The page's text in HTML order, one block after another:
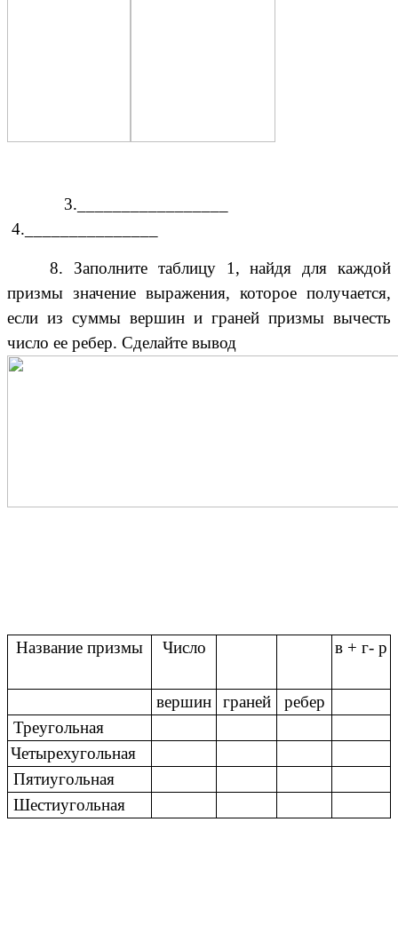
3._________________
4._______________
8. Заполните таблицу 1, найдя для каждой
призмы значение выражения, которое получается,
если из суммы вершин и граней призмы вычесть
число ее ребер. Сделайте вывод
Название призмы Число в + г- р
вершин граней
ребер
Треугольная
Четырехугольная
Пятиугольная
Шестиугольная